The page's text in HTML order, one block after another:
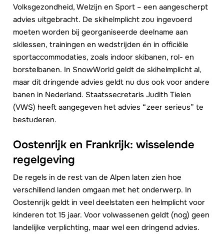
Volksgezondheid, Welzijn en Sport – een aangescherpt
advies uitgebracht. De skihelmplicht zou ingevoerd
moeten worden bij georganiseerde deelname aan
skilessen, trainingen en wedstrijden én in officiële
sportaccommodaties, zoals indoor skibanen, rol- en
borstelbanen. In SnowWorld geldt de skihelmplicht al,
maar dit dringende advies geldt nu dus ook voor andere
banen in Nederland. Staatssecretaris Judith Tielen
(VWS) heeft aangegeven het advies “zeer serieus” te
bestuderen.
Oostenrijk en Frankrijk: wisselende
regelgeving
De regels in de rest van de Alpen laten zien hoe
verschillend landen omgaan met het onderwerp. In
Oostenrijk geldt in veel deelstaten een helmplicht voor
kinderen tot 15 jaar. Voor volwassenen geldt (nog) geen
landelijke verplichting, maar wel een dringend advies.